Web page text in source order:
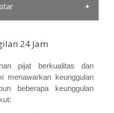
Panggilan Jogja / Jogja
Prambanan / Pengalaman
Jogja Umbulharjo / Pijat
Jogja 24 Jam 2021/
Istimewa Yogyakarta /
Yogyakarta / Pijat
Panggilan Jogja Kabupaten
24 Jam
pijat berkualitas dan
menawarkan keunggulan
beberapa keunggulan